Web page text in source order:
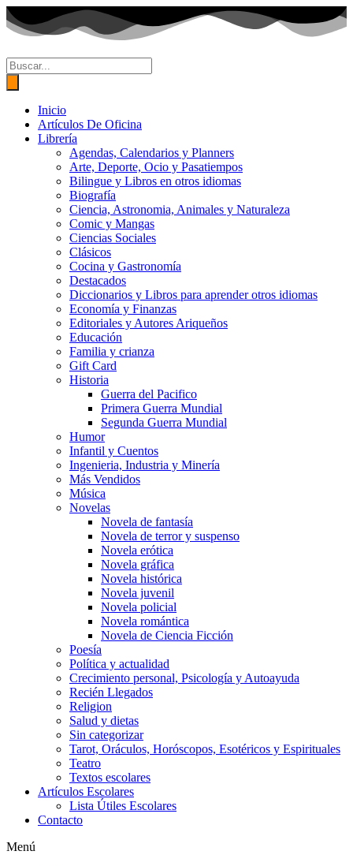
Ir
al
contenido
Búsqueda
de
productos
Inicio
Artículos De Oficina
Librería
Agendas, Calendarios y Planners
Arte, Deporte, Ocio y Pasatiempos
Bilingue y Libros en otros idiomas
Biografía
Ciencia, Astronomia, Animales y Naturaleza
Comic y Mangas
Ciencias Sociales
Clásicos
Cocina y Gastronomía
Destacados
Diccionarios y Libros para aprender otros idiomas
Economía y Finanzas
Editoriales y Autores Ariqueños
Educación
Familia y crianza
Gift Card
Historia
Guerra del Pacifico
Primera Guerra Mundial
Segunda Guerra Mundial
Humor
Infantil y Cuentos
Ingenieria, Industria y Minería
Más Vendidos
Música
Novelas
Novela de fantasía
Novela de terror y suspenso
Novela erótica
Novela gráfica
Novela histórica
Novela juvenil
Novela policial
Novela romántica
Novela de Ciencia Ficción
Poesía
Política y actualidad
Crecimiento personal, Psicología y Autoayuda
Recién Llegados
Religion
Salud y dietas
Sin categorizar
Tarot, Oráculos, Horóscopos, Esotéricos y Espirituales
Teatro
Textos escolares
Artículos Escolares
Lista Útiles Escolares
Contacto
Menú